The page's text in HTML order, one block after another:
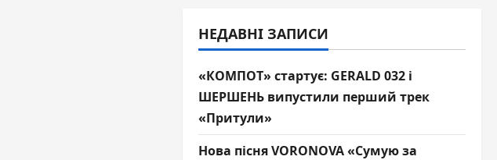
НЕДАВНІ ЗАПИСИ
«КОМПОТ» стартує: GERALD 032 і
ШЕРШЕНЬ випустили перший трек
«Притули»
Нова пісня VORONOVA «Сумую за